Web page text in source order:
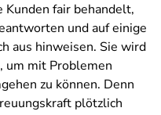
fair behandelt,
und auf einige
aus hinweisen. Sie wird
um mit Problemen
zu können. Denn
plötzlich